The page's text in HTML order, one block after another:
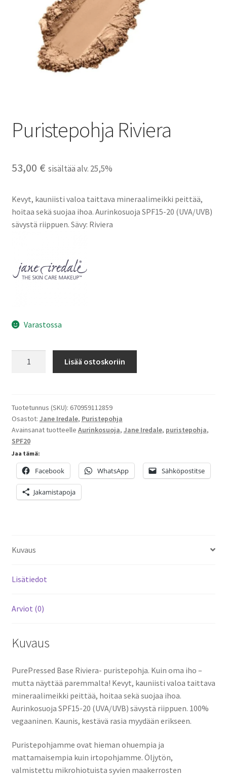
Peruutusehdot
Kauneushoitola
Ekokampaamo
Yhteystiedot
Toimitusehdot
Oma tili
Puristepohja Riviera
53,00 € sisältää alv. 25,5%
Kevyt, kauniisti valoa taittava mineraalimeikki peittää,
hoitaa sekä suojaa ihoa. Aurinkosuoja SPF15-20 (UVA/UVB)
sävystä riippuen. Sävy: Riviera
Varastossa
Lisää ostoskoriin
Tuotetunnus (SKU): 670959112859
Osastot: Jane Iredale, Puristepohja
Avainsanat tuotteelle Aurinkosuoja, Jane Iredale, puristepohja,
SPF20
Jaa tämä:
Facebook WhatsApp Sähköpostitse
Jakamistapoja
Kuvaus
Lisätiedot
Arviot (0)
Kuvaus
PurePressed Base Riviera- puristepohja. Kuin oma iho –
mutta näyttää paremmalta! Kevyt, kauniisti valoa taittava
mineraalimeikki peittää, hoitaa sekä suojaa ihoa.
Aurinkosuoja SPF15-20 (UVA/UVB) sävystä riippuen. 100%
vegaaninen. Kaunis, kestävä rasia myydään erikseen.
Puristepohjamme ovat hieman ohuempia ja
mattamaisempia kuin irtopohjamme. Öljytön,
valmistettu mikrohiotuista syvien maakerrosten